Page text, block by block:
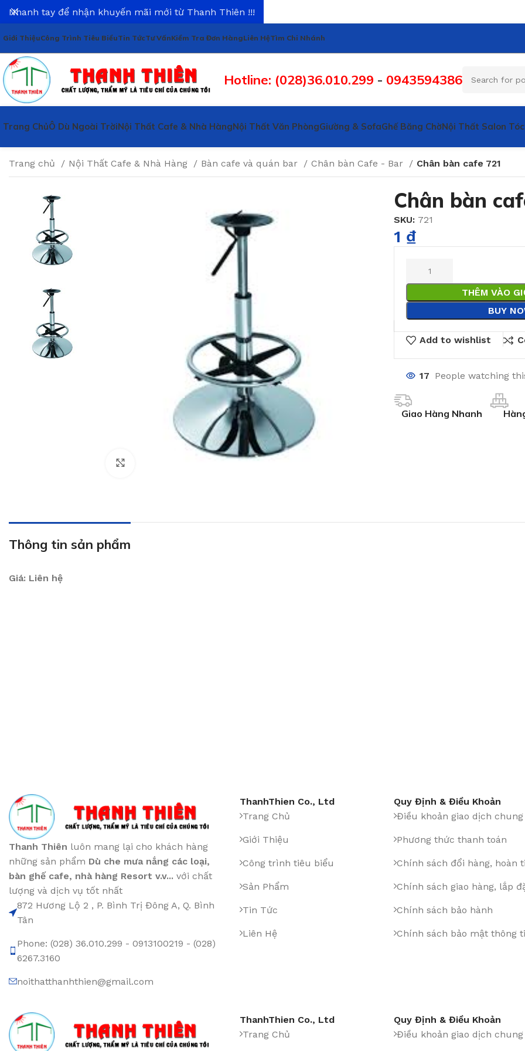
Giới ThiệuCông Trình Tiêu BiểuTin TứcTư VấnKiểm Tra Đơn HàngLiên HệTìm Chi Nhánh
Hotline: (028)36.010.299 - 0943594386
Trang ChủÔ Dù Ngoài TrờiNội Thất Cafe & Nhà HàngNội Thất Văn PhòngGiường & SofaGhế Băng ChờNội Thất Salon Tóc
Trang chủ Nội Thất Cafe & Nhà Hàng Bàn cafe và quán bar Chân bàn Cafe - Bar Chân bàn cafe 721
Chân bàn
SKU: 721
1 ₫
THÊM VÀO
BUY
Add to wishlist
17 People watching
Giao Hàng Nhanh
Thông tin sản phẩm
Giá: Liên hệ
Thanh Thiên luôn mang lại cho khách hàng
những sản phẩm Dù che mưa nắng các loại,
bàn ghế cafe, nhà hàng Resort v.v... với chất
lượng và dịch vụ tốt nhất
872 Hương Lộ 2 , P. Bình Trị Đông A, Q. Bình
Tân
Phone: (028) 36.010.299 - 0913100219 - (028)
6267.3160
noithatthanhthien@gmail.com
ThanhThien Co., Ltd
Trang Chủ
Giới Thiệu
Công trình tiêu biểu
Sản Phẩm
Tin Tức
Liên Hệ
Quy Định & Điều Khoản
Điều khoản giao dịch chung
Phương thức thanh toán
Chính sách đổi hàng, hoàn
Chính sách giao hàng, lắp
Chính sách bảo hành
Chính sách bảo mật thông
ThanhThien Co., Ltd
Trang Chủ
Quy Định & Điều Khoản
Điều khoản giao dịch chung
Nhanh tay để nhận khuyến mãi mới từ Thanh Thiên !!!